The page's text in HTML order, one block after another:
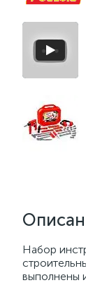
Набор
выполнены